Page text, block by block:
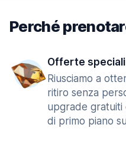
Perché
Offerte speciali
Riusciamo a
ritiro senza
upgrade gratuiti
di primo piano